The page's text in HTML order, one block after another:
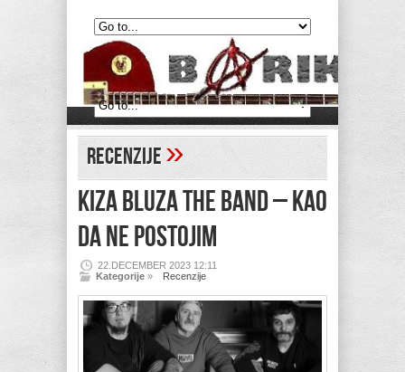
Recenzije»
KIZA BLUZA THE BAND – Kao
da ne postojim
22.DECEMBER 2023 12:11
Kategorije » Recenzije